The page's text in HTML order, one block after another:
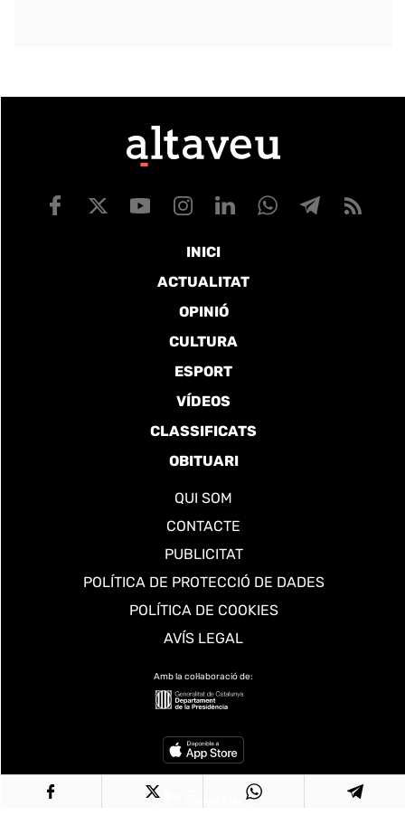
INICI
ACTUALITAT
OPINIÓ
CULTURA
ESPORT
VÍDEOS
CLASSIFICATS
OBITUARI
QUI SOM
CONTACTE
PUBLICITAT
POLÍTICA DE PROTECCIÓ DE DADES
POLÍTICA DE COOKIES
AVÍS LEGAL
Amb la col·laboració de: